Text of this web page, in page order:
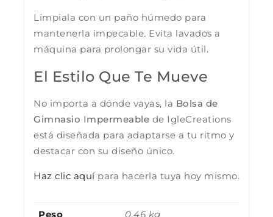
Límpiala con un paño húmedo para
mantenerla impecable. Evita lavados a
máquina para prolongar su vida útil.
El Estilo Que Te Mueve
No importa a dónde vayas, la Bolsa de
Gimnasio Impermeable de IgleCreations
está diseñada para adaptarse a tu ritmo y
destacar con su diseño único.
Haz clic aquípara hacerla tuya hoy mismo.
Peso 0,46 kg